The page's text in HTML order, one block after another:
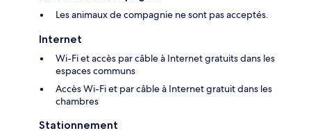
Les animaux de compagnie ne sont pas acceptés.
Internet
Wi-Fi et accès par câble à Internet gratuits dans les
espaces communs
Accès Wi-Fi et par câble à Internet gratuit dans les
chambres
Stationnement